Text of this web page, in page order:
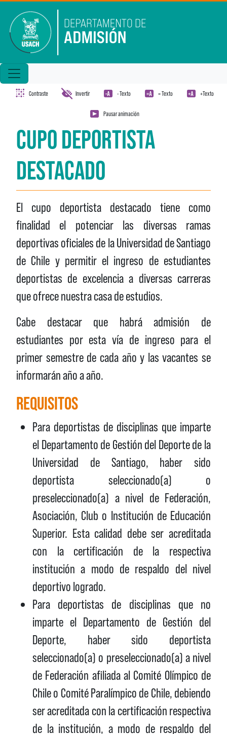
Contraste Invertir - Texto = Texto +Texto
Pausar animación
CUPO DEPORTISTA
DESTACADO
El cupo deportista destacado tiene como
finalidad el potenciar las diversas ramas
deportivas oficiales de la Universidad de Santiago
de Chile y permitir el ingreso de estudiantes
deportistas de excelencia a diversas carreras
que ofrece nuestra casa de estudios.
Cabe destacar que habrá admisión de
estudiantes por esta vía de ingreso para el
primer semestre de cada año y las vacantes se
informarán año a año.
REQUISITOS
Para deportistas de disciplinas que imparte
el Departamento de Gestión del Deporte de la
Universidad de Santiago, haber sido
deportista seleccionado(a) o
preseleccionado(a) a nivel de Federación,
Asociación, Club o Institución de Educación
Superior. Esta calidad debe ser acreditada
con la certificación de la respectiva
institución a modo de respaldo del nivel
deportivo logrado.
Para deportistas de disciplinas que no
imparte el Departamento de Gestión del
Deporte, haber sido deportista
seleccionado(a) o preseleccionado(a) a nivel
de Federación afiliada al Comité Olímpico de
Chile o Comité Paralímpico de Chile, debiendo
ser acreditada con la certificación respectiva
de la institución, a modo de respaldo del